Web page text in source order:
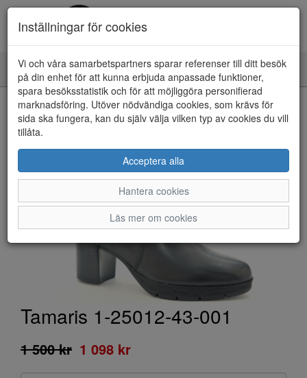
Toggle
navigation
HEM
Tamaris 1-25012-43-001
1 500 kr 1 098 kr
Inställningar för cookies
Vi och våra samarbetspartners sparar referenser till ditt besök
på din enhet för att kunna erbjuda anpassade funktioner,
spara besöksstatistik och för att möjliggöra personifierad
marknadsföring. Utöver nödvändiga cookies, som krävs för
sida ska fungera, kan du själv välja vilken typ av cookies du vill
tillåta.
Acceptera alla
Hantera cookies
Läs mer om cookies